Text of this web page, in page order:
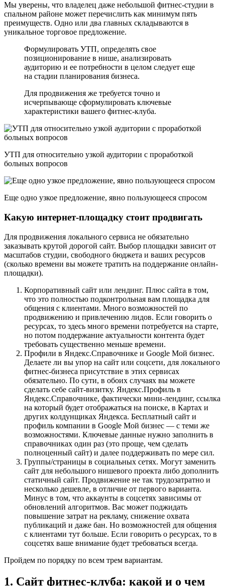
Мы уверены, что владелец даже небольшой фитнес-студии в
спальном районе может перечислить как минимум пять
преимуществ. Одно или два главных складываются в
уникальное торговое предложение.
Формулировать УТП, определять свое
позиционирование в нише, анализировать
аудиторию и ее потребности в целом следует еще
на стадии планирования бизнеса.
Для продвижения же требуется точно и
исчерпывающе сформулировать ключевые
характеристики вашего фитнес-клуба.
УТП для относительно узкой аудитории с проработкой
больных вопросов
Еще одно узкое предложение, явно пользующееся спросом
Какую интернет-площадку стоит продвигать
Для продвижения локального сервиса не обязательно
заказывать крутой дорогой сайт. Выбор площадки зависит от
масштабов студии, свободного бюджета и ваших ресурсов
(сколько времени вы можете тратить на поддержание онлайн-
площадки).
Корпоративный сайт или лендинг. Плюс сайта в том,
что это полностью подконтрольная вам площадка для
общения с клиентами. Много возможностей по
продвижению и привлечению лидов. Если говорить о
ресурсах, то здесь много времени потребуется на старте,
но потом поддержание актуальности контента будет
требовать существенно меньше времени.
Профили в Яндекс.Справочнике и Google Мой бизнес.
Делаете ли вы упор на сайт или соцсети, для локального
фитнес-бизнеса присутствие в этих сервисах
обязательно. По сути, в обоих случаях вы можете
сделать себе сайт-визитку. Яндекс.Профиль в
Яндекс.Справочнике, фактически мини-лендинг, ссылка
на который будет отображаться на поиске, в Картах и
других колдунщиках Яндекса. Бесплатный сайт и
профиль компании в Google Мой бизнес — с теми же
возможностями. Ключевые данные нужно заполнить в
справочниках один раз (это проще, чем сделать
полноценный сайт) и далее поддерживать по мере сил.
Группы/страницы в социальных сетях. Могут заменить
сайт для небольшого нишевого проекта либо дополнить
статичный сайт. Продвижение не так трудозатратно и
несколько дешевле, в отличие от первого варианта.
Минус в том, что аккаунты в соцсетях зависимы от
обновлений алгоритмов. Вас может поджидать
повышение затрат на рекламу, снижение охвата
публикаций и даже бан. Но возможностей для общения
с клиентами тут больше. Если говорить о ресурсах, то в
соцсетях ваше внимание будет требоваться всегда.
Пройдем по порядку по всем трем вариантам.
1. Сайт фитнес-клуба: какой и о чем